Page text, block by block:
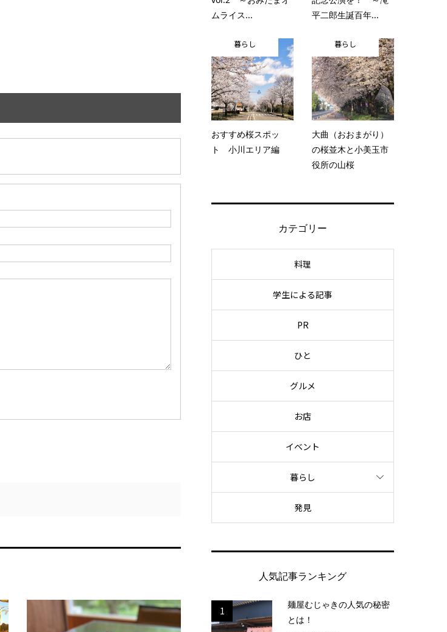
ムライス...
平二郎生誕百年...
暮らし
おすすめ桜スポッ
ト 小川エリア編
暮らし
大曲（おおまがり）
の桜並木と小美玉市
役所の山桜
カテゴリー
料理
学生による記事
PR
ひと
グルメ
お店
イベント
暮らし
発見
人気記事ランキング
1
麺屋むじゃきの人気の秘密
とは！